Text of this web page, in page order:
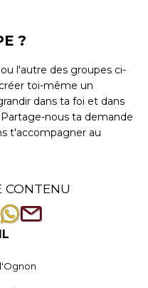
?
l'autre des groupes ci-
toi-même un
dans ta foi et dans
nous ta demande
t'accompagner au
CONTENU